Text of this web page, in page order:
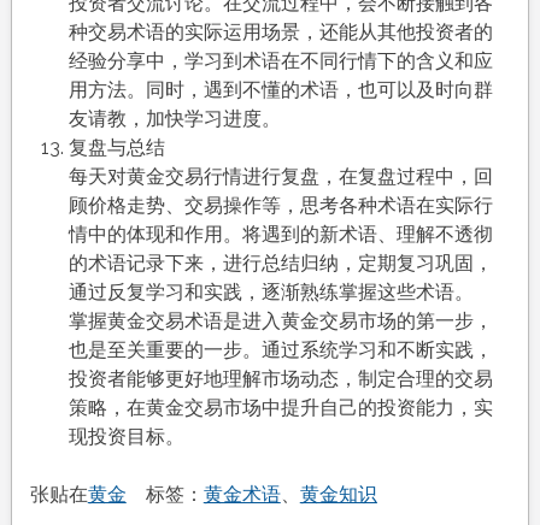
种交易术语的实际运用场景，还能从其他投资者的
经验分享中，学习到术语在不同行情下的含义和应
用方法。同时，遇到不懂的术语，也可以及时向群
友请教，加快学习进度。
复盘与总结
每天对黄金交易行情进行复盘，在复盘过程中，回
顾价格走势、交易操作等，思考各种术语在实际行
情中的体现和作用。将遇到的新术语、理解不透彻
的术语记录下来，进行总结归纳，定期复习巩固，
通过反复学习和实践，逐渐熟练掌握这些术语。
掌握黄金交易术语是进入黄金交易市场的第一步，
也是至关重要的一步。通过系统学习和不断实践，
投资者能够更好地理解市场动态，制定合理的交易
策略，在黄金交易市场中提升自己的投资能力，实
现投资目标。
张贴在黄金 标签： 黄金术语、 黄金知识